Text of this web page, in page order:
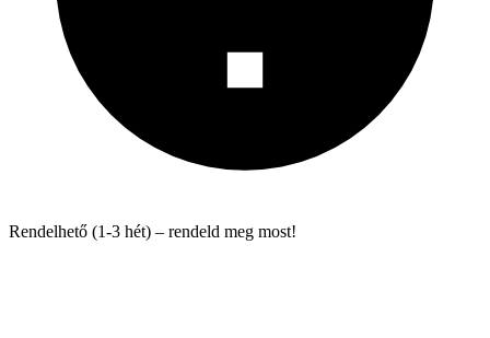
Rendelhető (1-3 hét) – rendeld meg most!